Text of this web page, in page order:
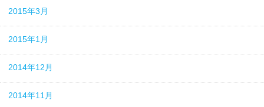
2015年3月
2015年1月
2014年12月
2014年11月